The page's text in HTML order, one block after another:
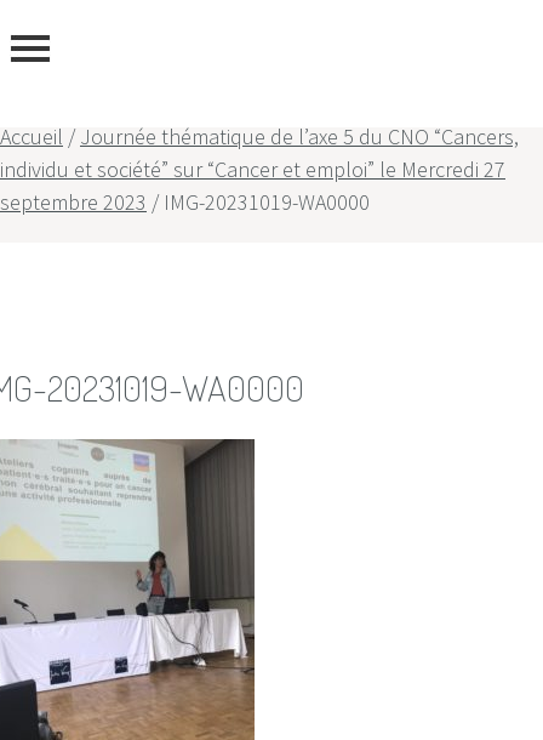
Accueil /Journée thématique de l’axe 5 du CNO “Cancers,
individu et société” sur “Cancer et emploi” le Mercredi 27
septembre 2023 / IMG-20231019-WA0000
20231019-WA0000